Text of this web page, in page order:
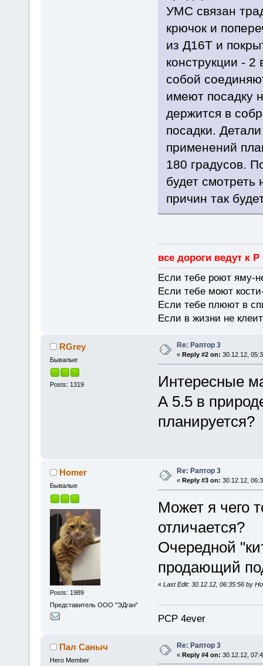
УМС связан
крючок и
из Д16Т и
конструкции -
собой
имеют посадку
держится в
посадки.
применений
180 градусов.
будет смотреть
причин так
все дороги ведут к
Если тебе роют яму-
Если тебе моют
Если тебе плюют в
Если в жизни не
RGrey
Бывалые
Posts: 1319
Re: Раптор 3
« Reply #2 on: 30.12.12,
Интересные
А 5.5 в
планируется?
Homer
Бывалые
Posts: 1989
Представитель ООО "ЭДган"
Re: Раптор 3
« Reply #3 on: 30.12.12,
Может я чего
отличается?
Очередной
продающий
« Last Edit: 30.12.12, 06:35:56 by
PCP 4ever
Пал Саныч
Hero Member
Re: Раптор 3
« Reply #4 on: 30.12.12,